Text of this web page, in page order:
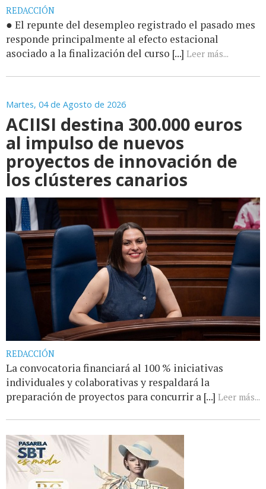
REDACCIÓN
● El repunte del desempleo registrado el pasado mes
responde principalmente al efecto estacional
asociado a la finalización del curso [...] Leer más...
Martes, 04 de Agosto de 2026
ACIISI destina 300.000 euros
al impulso de nuevos
proyectos de innovación de
los clústeres canarios
REDACCIÓN
La convocatoria financiará al 100 % iniciativas
individuales y colaborativas y respaldará la
preparación de proyectos para concurrir a [...] Leer más...